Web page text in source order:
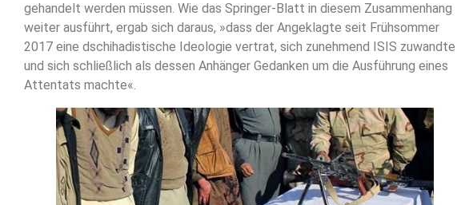
gehandelt werden müssen. Wie das Springer-Blatt in diesem Zusammenhang
weiter ausführt, ergab sich daraus, »dass der Angeklagte seit Frühsommer
2017 eine dschihadistische Ideologie vertrat, sich zunehmend ISIS zuwandte
und sich schließlich als dessen Anhänger Gedanken um die Ausführung eines
Attentats machte«.